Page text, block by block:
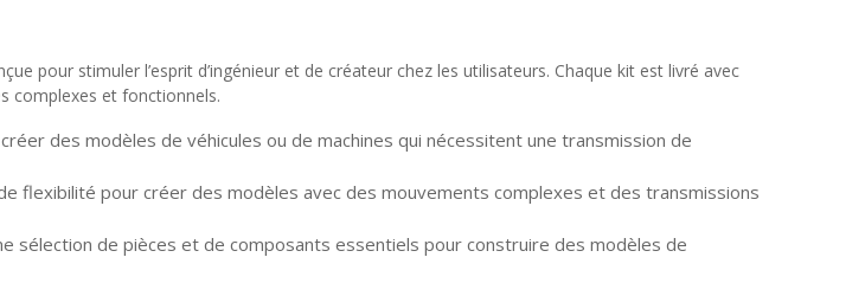
pour stimuler l’esprit d’ingénieur et de créateur chez les utilisateurs. Chaque kit est livré avec
complexes et fonctionnels.
des modèles de véhicules ou de machines qui nécessitent une transmission de
flexibilité pour créer des modèles avec des mouvements complexes et des transmissions
sélection de pièces et de composants essentiels pour construire des modèles de